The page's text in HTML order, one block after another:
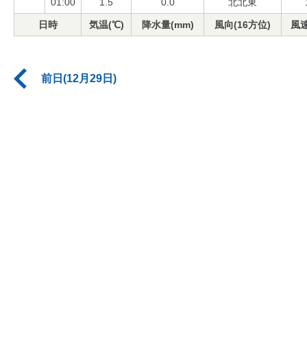
日時 気温(℃) 降水量(mm) 風向(16方位) 風
前日(12月29日)